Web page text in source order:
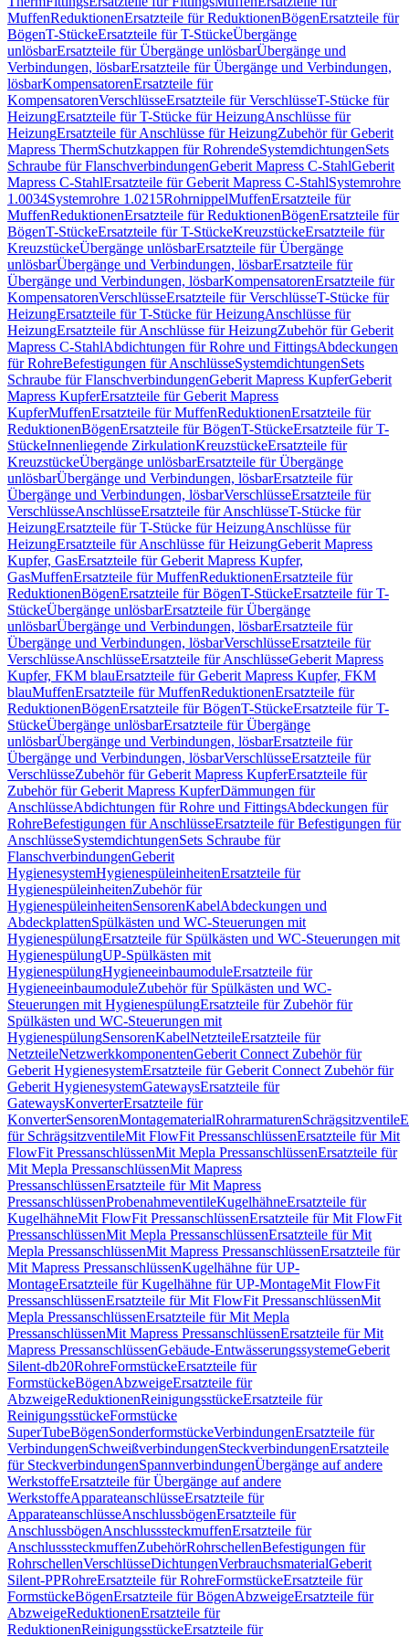
MuffenReduktionenErsatzteile für ReduktionenBögenErsatzteile für
BögenT-StückeErsatzteile für T-StückeÜbergänge
unlösbarErsatzteile für Übergänge unlösbarÜbergänge und
Verbindungen, lösbarErsatzteile für Übergänge und Verbindungen,
lösbarKompensatorenErsatzteile für
KompensatorenVerschlüsseErsatzteile für VerschlüsseT-Stücke für
HeizungErsatzteile für T-Stücke für HeizungAnschlüsse für
HeizungErsatzteile für Anschlüsse für HeizungZubehör für Geberit
Mapress ThermSchutzkappen für RohrendeSystemdichtungenSets
Schraube für FlanschverbindungenGeberit Mapress C-StahlGeberit
Mapress C-StahlErsatzteile für Geberit Mapress C-StahlSystemrohre
1.0034Systemrohre 1.0215RohrnippelMuffenErsatzteile für
MuffenReduktionenErsatzteile für ReduktionenBögenErsatzteile für
BögenT-StückeErsatzteile für T-StückeKreuzstückeErsatzteile für
KreuzstückeÜbergänge unlösbarErsatzteile für Übergänge
unlösbarÜbergänge und Verbindungen, lösbarErsatzteile für
Übergänge und Verbindungen, lösbarKompensatorenErsatzteile für
KompensatorenVerschlüsseErsatzteile für VerschlüsseT-Stücke für
HeizungErsatzteile für T-Stücke für HeizungAnschlüsse für
HeizungErsatzteile für Anschlüsse für HeizungZubehör für Geberit
Mapress C-StahlAbdichtungen für Rohre und FittingsAbdeckungen
für RohreBefestigungen für AnschlüsseSystemdichtungenSets
Schraube für FlanschverbindungenGeberit Mapress KupferGeberit
Mapress KupferErsatzteile für Geberit Mapress
KupferMuffenErsatzteile für MuffenReduktionenErsatzteile für
ReduktionenBögenErsatzteile für BögenT-StückeErsatzteile für T-
StückeInnenliegende ZirkulationKreuzstückeErsatzteile für
KreuzstückeÜbergänge unlösbarErsatzteile für Übergänge
unlösbarÜbergänge und Verbindungen, lösbarErsatzteile für
Übergänge und Verbindungen, lösbarVerschlüsseErsatzteile für
VerschlüsseAnschlüsseErsatzteile für AnschlüsseT-Stücke für
HeizungErsatzteile für T-Stücke für HeizungAnschlüsse für
HeizungErsatzteile für Anschlüsse für HeizungGeberit Mapress
Kupfer, GasErsatzteile für Geberit Mapress Kupfer,
GasMuffenErsatzteile für MuffenReduktionenErsatzteile für
ReduktionenBögenErsatzteile für BögenT-StückeErsatzteile für T-
StückeÜbergänge unlösbarErsatzteile für Übergänge
unlösbarÜbergänge und Verbindungen, lösbarErsatzteile für
Übergänge und Verbindungen, lösbarVerschlüsseErsatzteile für
VerschlüsseAnschlüsseErsatzteile für AnschlüsseGeberit Mapress
Kupfer, FKM blauErsatzteile für Geberit Mapress Kupfer, FKM
blauMuffenErsatzteile für MuffenReduktionenErsatzteile für
ReduktionenBögenErsatzteile für BögenT-StückeErsatzteile für T-
StückeÜbergänge unlösbarErsatzteile für Übergänge
unlösbarÜbergänge und Verbindungen, lösbarErsatzteile für
Übergänge und Verbindungen, lösbarVerschlüsseErsatzteile für
VerschlüsseZubehör für Geberit Mapress KupferErsatzteile für
Zubehör für Geberit Mapress KupferDämmungen für
AnschlüsseAbdichtungen für Rohre und FittingsAbdeckungen für
RohreBefestigungen für AnschlüsseErsatzteile für Befestigungen für
AnschlüsseSystemdichtungenSets Schraube für
FlanschverbindungenGeberit
HygienesystemHygienespüleinheitenErsatzteile für
HygienespüleinheitenZubehör für
HygienespüleinheitenSensorenKabelAbdeckungen und
AbdeckplattenSpülkästen und WC-Steuerungen mit
HygienespülungErsatzteile für Spülkästen und WC-Steuerungen mit
HygienespülungUP-Spülkästen mit
HygienespülungHygieneeinbaumoduleErsatzteile für
HygieneeinbaumoduleZubehör für Spülkästen und WC-
Steuerungen mit HygienespülungErsatzteile für Zubehör für
Spülkästen und WC-Steuerungen mit
HygienespülungSensorenKabelNetzteileErsatzteile für
NetzteileNetzwerkkomponentenGeberit Connect Zubehör für
Geberit HygienesystemErsatzteile für Geberit Connect Zubehör für
Geberit HygienesystemGatewaysErsatzteile für
GatewaysKonverterErsatzteile für
KonverterSensorenMontagematerialRohrarmaturenSchrägsitzventile
für SchrägsitzventileMit FlowFit PressanschlüssenErsatzteile für Mit
FlowFit PressanschlüssenMit Mepla PressanschlüssenErsatzteile für
Mit Mepla PressanschlüssenMit Mapress
PressanschlüssenErsatzteile für Mit Mapress
PressanschlüssenProbenahmeventileKugelhähneErsatzteile für
KugelhähneMit FlowFit PressanschlüssenErsatzteile für Mit FlowFit
PressanschlüssenMit Mepla PressanschlüssenErsatzteile für Mit
Mepla PressanschlüssenMit Mapress PressanschlüssenErsatzteile für
Mit Mapress PressanschlüssenKugelhähne für UP-
MontageErsatzteile für Kugelhähne für UP-MontageMit FlowFit
PressanschlüssenErsatzteile für Mit FlowFit PressanschlüssenMit
Mepla PressanschlüssenErsatzteile für Mit Mepla
PressanschlüssenMit Mapress PressanschlüssenErsatzteile für Mit
Mapress PressanschlüssenGebäude-EntwässerungssystemeGeberit
Silent-db20RohreFormstückeErsatzteile für
FormstückeBögenAbzweigeErsatzteile für
AbzweigeReduktionenReinigungsstückeErsatzteile für
ReinigungsstückeFormstücke
SuperTubeBögenSonderformstückeVerbindungenErsatzteile für
VerbindungenSchweißverbindungenSteckverbindungenErsatzteile
für SteckverbindungenSpannverbindungenÜbergänge auf andere
WerkstoffeErsatzteile für Übergänge auf andere
WerkstoffeApparateanschlüsseErsatzteile für
ApparateanschlüsseAnschlussbögenErsatzteile für
AnschlussbögenAnschlusssteckmuffenErsatzteile für
AnschlusssteckmuffenZubehörRohrschellenBefestigungen für
RohrschellenVerschlüsseDichtungenVerbrauchsmaterialGeberit
Silent-PPRohreErsatzteile für RohreFormstückeErsatzteile für
FormstückeBögenErsatzteile für BögenAbzweigeErsatzteile für
AbzweigeReduktionenErsatzteile für
ReduktionenReinigungsstückeErsatzteile für